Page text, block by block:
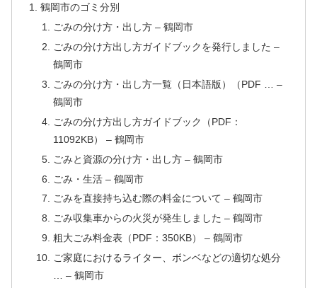
鶴岡市のゴミ分別
ごみの分け方・出し方 – 鶴岡市
ごみの分け方出し方ガイドブックを発行しました –
鶴岡市
ごみの分け方・出し方一覧（日本語版）（PDF … –
鶴岡市
ごみの分け方出し方ガイドブック（PDF：
11092KB） – 鶴岡市
ごみと資源の分け方・出し方 – 鶴岡市
ごみ・生活 – 鶴岡市
ごみを直接持ち込む際の料金について – 鶴岡市
ごみ収集車からの火災が発生しました – 鶴岡市
粗大ごみ料金表（PDF：350KB） – 鶴岡市
ご家庭におけるライター、ボンベなどの適切な処分
… – 鶴岡市